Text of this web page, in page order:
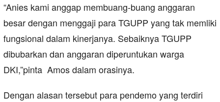
“Anies kami anggap membuang-buang anggaran
besar dengan menggaji para TGUPP yang tak memliki
fungsional dalam kinerjanya. Sebaiknya TGUPP
dibubarkan dan anggaran diperuntukan warga
DKI,”pinta Amos dalam orasinya.
Dengan alasan tersebut para pendemo yang terdiri